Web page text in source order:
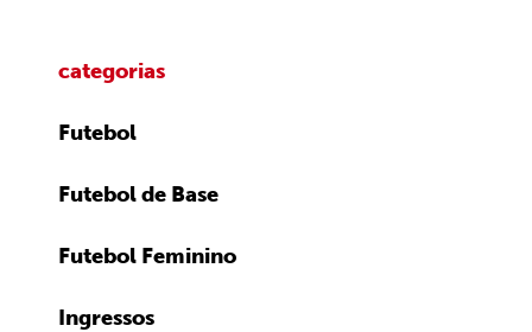
categorias
Futebol
Futebol de Base
Futebol Feminino
Ingressos